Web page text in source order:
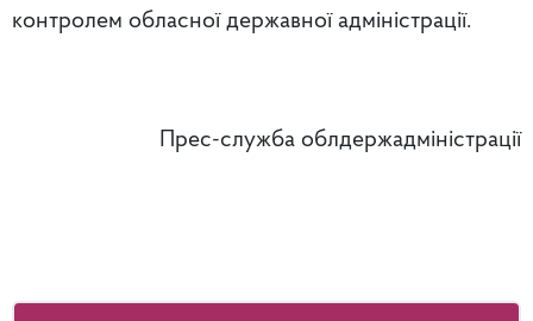
контролем обласної державної адміністрації.
Прес-служба облдержадміністрації